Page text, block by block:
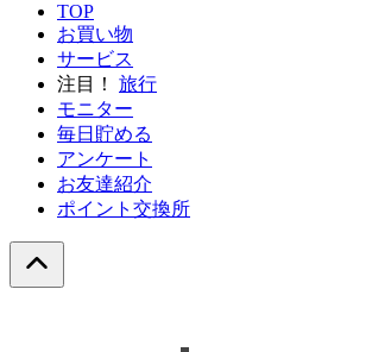
TOP
お買い物
サービス
注目！
旅行
モニター
毎日貯める
アンケート
お友達紹介
ポイント交換所